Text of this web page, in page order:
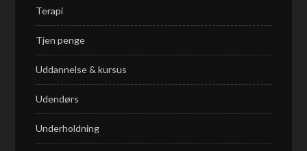
Terapi
Tjen penge
Uddannelse & kursus
Udendørs
Underholdning